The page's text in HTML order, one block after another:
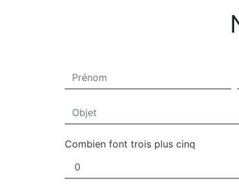
Combien font trois plus cinq